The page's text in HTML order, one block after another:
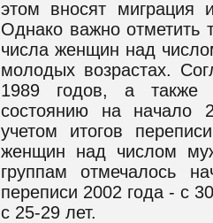
этом вносят миграция
Однако важно отметить
числа женщин над
молодых возрастах.
1989 годов, а также
состоянию на начало
учетом итогов
женщин над числом
группам отмечалось
переписи 2002 года - с
с 25-29 лет.